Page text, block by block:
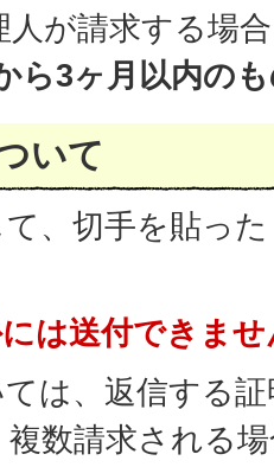
人が請求する場
ら3ヶ月以内の
いて
、切手を貼っ
は送付できませ
は、返信する
数請求される